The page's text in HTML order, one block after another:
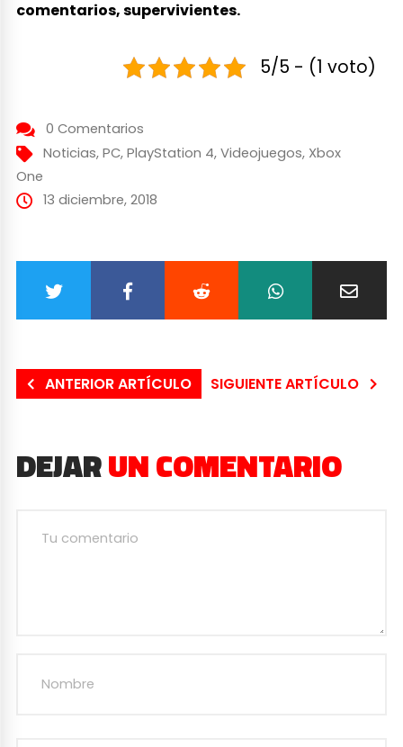
comentarios, supervivientes.
5/5 - (1 voto)
0 Comentarios
Noticias, PC, PlayStation 4, Videojuegos, Xbox
One
13 diciembre, 2018
ANTERIOR ARTÍCULO SIGUIENTE ARTÍCULO
DEJARUN COMENTARIO